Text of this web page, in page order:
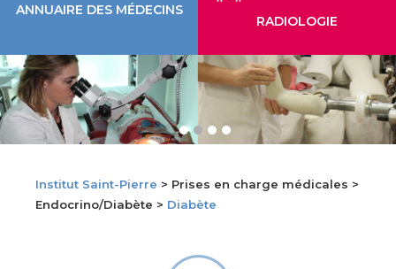
ANNUAIRE DES MÉDECINS
RADIOLOGIE
Institut Saint-Pierre > Prises en charge médicales >
Endocrino/Diabète > Diabète